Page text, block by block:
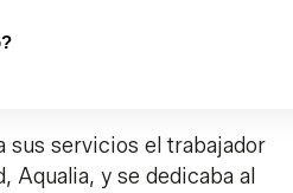
sus servicios el trabajador
Aqualia, y se dedicaba al